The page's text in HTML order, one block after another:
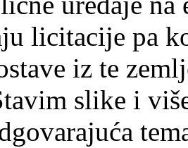
licitacije pa
iz te
slike i